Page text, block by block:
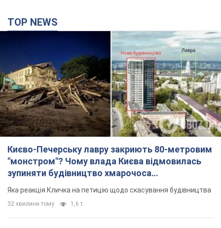
TOP NEWS
Києво-Печерську лавру закриють 80-метровим
"монстром"? Чому влада Києва відмовилась
зупиняти будівництво хмарочоса
"московського вірянина"
Яка реакція Кличка на петицію щодо скасування будівництва
32 хвилини тому 1,6 т.